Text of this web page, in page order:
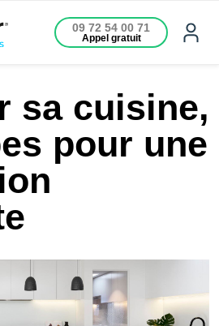
09 72 54 00 71
Appel gratuit
sa cuisine,
pour une